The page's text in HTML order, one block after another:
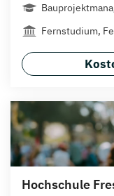
Fernstudium,
Hochschule